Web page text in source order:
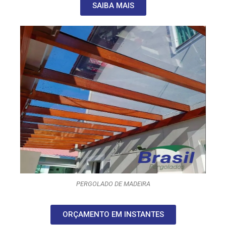
SAIBA MAIS
PERGOLADO DE MADEIRA
ORÇAMENTO EM INSTANTES